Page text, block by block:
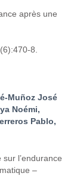
après une
8.
Muñoz José
Noémi,
Pablo,
l’endurance
–